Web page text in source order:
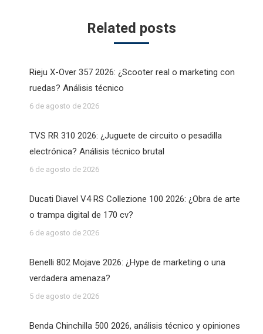
Related posts
Rieju X-Over 357 2026: ¿Scooter real o marketing con
ruedas? Análisis técnico
6 de agosto de 2026
TVS RR 310 2026: ¿Juguete de circuito o pesadilla
electrónica? Análisis técnico brutal
6 de agosto de 2026
Ducati Diavel V4 RS Collezione 100 2026: ¿Obra de arte
o trampa digital de 170 cv?
6 de agosto de 2026
Benelli 802 Mojave 2026: ¿Hype de marketing o una
verdadera amenaza?
5 de agosto de 2026
Benda Chinchilla 500 2026, análisis técnico y opiniones